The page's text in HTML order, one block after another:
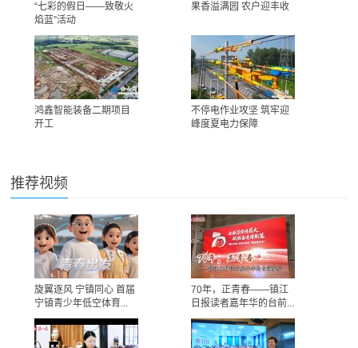
“七彩的假日——致敬火
焰蓝”活动
果香溢满园 农户迎丰收
鸿鑫智能装备二期项目
开工
不停电作业攻坚 筑牢迎
峰度夏电力保障
推荐视频
旋翼逐风 宁镇同心 首届
宁镇青少年低空体育...
70年，正青春——镇江
日报读者嘉年华的台前...